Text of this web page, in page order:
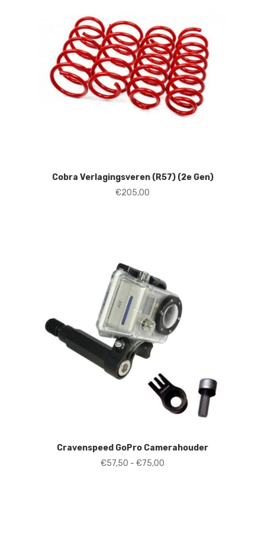
Cobra Verlagingsveren (R57) (2e Gen)
€205,00
Cravenspeed GoPro Camerahouder
€57,50 - €75,00